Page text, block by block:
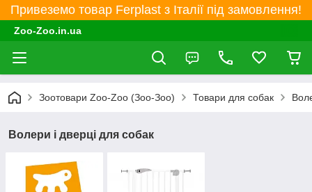
Привеземо товар Ferplast з Італії під замовлення!
Zoo-Zoo.in.ua
Зоотовари Zoo-Zoo (Зоо-Зоо) Товари для собак
Волери і дверці для собак